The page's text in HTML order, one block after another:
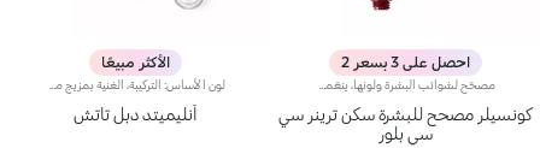
احصل على 3 بسعر 2
كونسيلر مصحح للبشرة سكن ترينر سي
سي بلور
الأكثر مبيعًا
أنليميتد دبل تاتش